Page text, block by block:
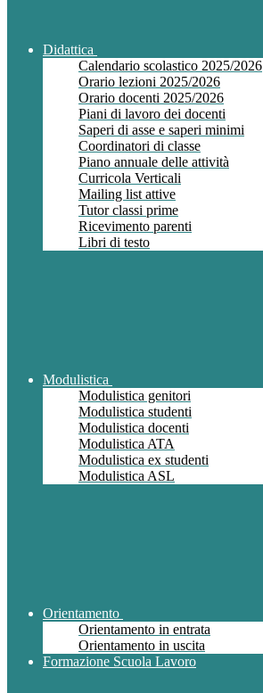
Didattica
Calendario scolastico 2025/2026
Orario lezioni 2025/2026
Orario docenti 2025/2026
Piani di lavoro dei docenti
Saperi di asse e saperi minimi
Coordinatori di classe
Piano annuale delle attività
Curricola Verticali
Mailing list attive
Tutor classi prime
Ricevimento parenti
Libri di testo
Modulistica
Modulistica genitori
Modulistica studenti
Modulistica docenti
Modulistica ATA
Modulistica ex studenti
Modulistica ASL
Orientamento
Orientamento in entrata
Orientamento in uscita
Formazione Scuola Lavoro